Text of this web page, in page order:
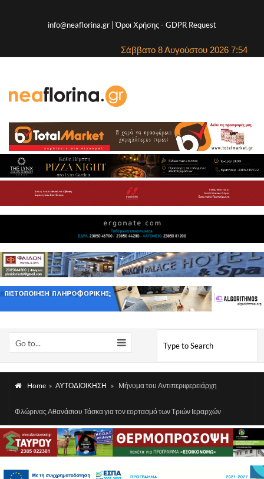
info@neaflorina.gr |Όροι Χρήσης- GDPR Request
Σάββατο 8 Αυγούστου 2026 7:54
Go to...
Home » ΑΥΤΟΔΙΟΙΚΗΣΗ » Μήνυμα του Αντιπεριφερειάρχη
Φλώρινας Αθανάσιου Τάσκα για τον εορτασμό των Τριών Ιεραρχών